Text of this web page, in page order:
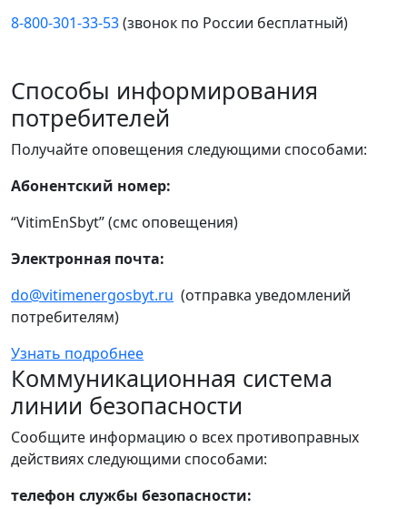
8-800-301-33-53(звонок по России бесплатный)
Способы информирования
потребителей
Получайте оповещения следующими способами:
Абонентский номер:
“VitimEnSbyt” (смс оповещения)
Электронная почта:
do@vitimenergosbyt.ru (отправка уведомлений
потребителям)
Узнать подробнее
Коммуникационная система
линии безопасности
Сообщите информацию о всех противоправных
действиях следующими способами:
телефон службы безопасности: